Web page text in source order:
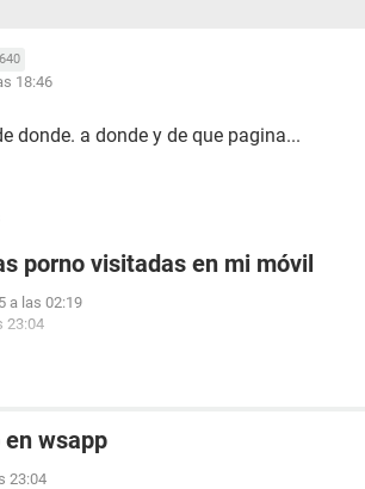
18:46
donde. a donde y de que pagina...
porno visitadas en mi móvil
a las 02:19
23:04
wsapp
23:04